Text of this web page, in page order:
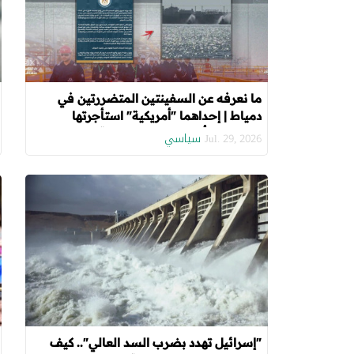
ما نعرفه عن السفينتين المتضررتين في
دمياط | إحداهما "أمريكية" استأجرتها
الحكومة لتأمين احتياجات الطاقة
Jul. 29, 2026 سياسي
"إسرائيل تهدد بضرب السد العالي".. كيف